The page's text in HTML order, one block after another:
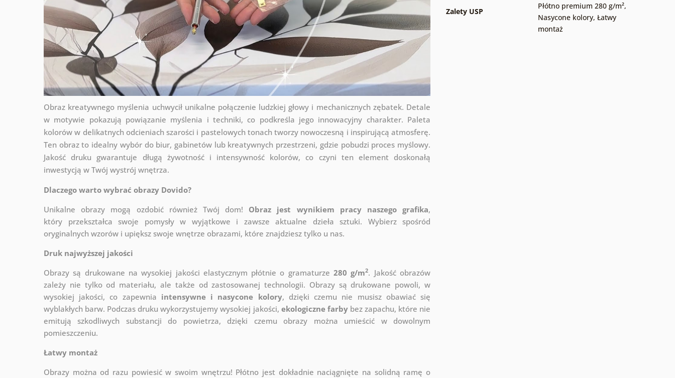
Obraz kreatywnego myślenia uchwycił unikalne połączenie ludzkiej głowy i mechanicznych zębatek. Detale
w motywie pokazują powiązanie myślenia i techniki, co podkreśla jego innowacyjny charakter. Paleta
kolorów w delikatnych odcieniach szarości i pastelowych tonach tworzy nowoczesną i inspirującą atmosferę.
Ten obraz to idealny wybór do biur, gabinetów lub kreatywnych przestrzeni, gdzie pobudzi proces myślowy.
Jakość druku gwarantuje długą żywotność i intensywność kolorów, co czyni ten element doskonałą
inwestycją w Twój wystrój wnętrza.
Dlaczego warto wybrać obrazy Dovido?
Unikalne obrazy mogą ozdobić również Twój dom! Obraz jest wynikiem pracy naszego grafika,
który przekształca swoje pomysły w wyjątkowe i zawsze aktualne dzieła sztuki. Wybierz spośród
oryginalnych wzorów i upiększ swoje wnętrze obrazami, które znajdziesz tylko u nas.
Druk najwyższej jakości
Obrazy są drukowane na wysokiej jakości elastycznym płótnie o gramaturze280 g/m2. Jakość obrazów
zależy nie tylko od materiału, ale także od zastosowanej technologii. Obrazy są drukowane powoli, w
wysokiej jakości, co zapewnia intensywne i nasycone kolory, dzięki czemu nie musisz obawiać się
wyblakłych barw. Podczas druku wykorzystujemy wysokiej jakości, ekologiczne farbybez zapachu, które nie
emitują szkodliwych substancji do powietrza, dzięki czemu obrazy można umieścić w dowolnym
pomieszczeniu.
Łatwy montaż
Obrazy można od razu powiesić w swoim wnętrzu! Płótno jest dokładnie naciągnięte na solidną ramę o
Zalety USP
Płótno premium 280 g/m²,
Nasycone kolory, Łatwy
montaż